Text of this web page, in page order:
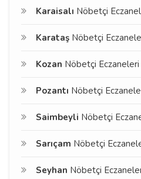
Karaisalı Nöbetçi
Karataş Nöbetçi
Kozan Nöbetçi Eczaneleri
Pozantı Nöbetçi
Saimbeyli Nöbetçi
Sarıçam Nöbetçi
Seyhan Nöbetçi